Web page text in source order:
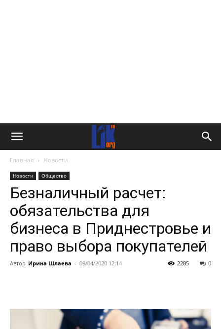
Главная Новости
Новости Общество
Безналичный расчет:
обязательства для
бизнеса в Приднестровье и
право выбора покупателей
Автор Ирина Шлаева - 09/04/2020 12:14 0
2285